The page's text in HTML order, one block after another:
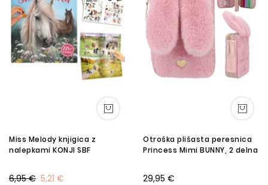
Miss Melody knjigica z
nalepkami KONJI SBF
5,21 €
6,95 €
Otroška plišasta peresnica
Princess Mimi BUNNY, 2 delna
29,95 €